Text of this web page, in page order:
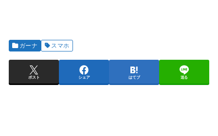
ガーナ スマホ
ポスト シェア はてブ 送る